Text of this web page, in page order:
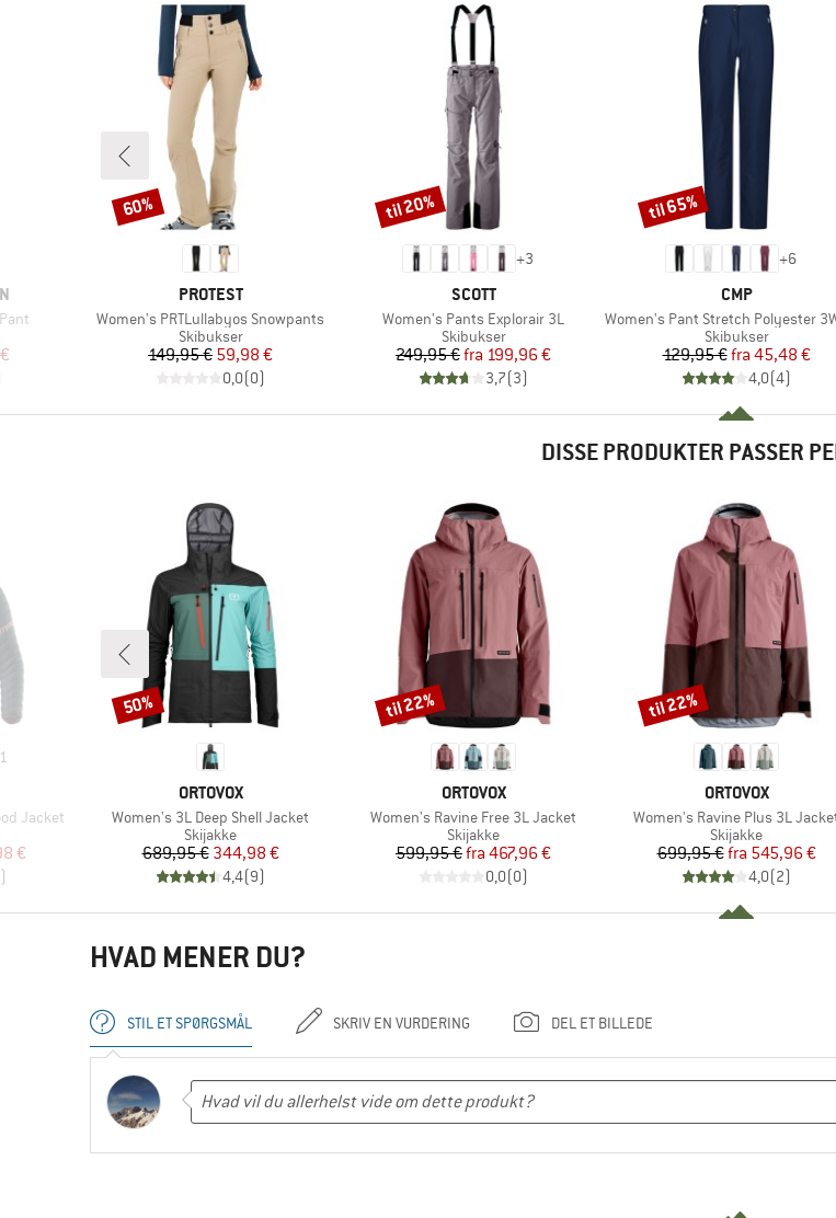
MÆRKE
PROTEST
Artikel
Women's PRTLullabyos Snowpants
Produktgruppe
Skibukser
Pris
149,95 €Nedsat pris
59,98 €
0,0(0)
Rabat
60%
+3
MÆRKE
SCOTT
Artikel
Women's Pants Explorair 3L
Produktgruppe
Skibukser
Pris
249,95 € Nedsat pris
fra 199,96 €
3,7(3)
Rabat
til 20%
+6
MÆRKE
CMP
Artikel
Women's Pant Stretch Polyester
Produktgruppe
Skibukser
Pris
129,95 € Nedsat pris
fra 45,48 €
4,0(4)
Rabat
til 65%
DISSE PRODUKTER PASSER
1
Jacket
€
)
MÆRKE
ORTOVOX
Artikel
Women's 3L Deep Shell Jacket
Produktgruppe
Skijakke
Pris
689,95 €Nedsat pris
344,98 €
4,4(9)
Rabat
50%
MÆRKE
ORTOVOX
Artikel
Women's Ravine Free 3L Jacket
Produktgruppe
Skijakke
Pris
599,95 € Nedsat pris
fra 467,96 €
0,0(0)
Rabat
til 22%
MÆRKE
ORTOVOX
Artikel
Women's Ravine Plus 3L
Produktgruppe
Skijakke
Pris
699,95 € Nedsat pris
fra 545,96 €
4,0(2)
Rabat
til 22%
HVAD MENER DU?
STIL ET SPØRGSMÅL SKRIV EN VURDERING DEL ET BILLEDE